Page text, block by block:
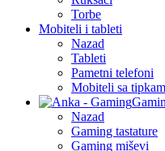
Torbe
Mobiteli i tableti
Nazad
Tableti
Pametni telefoni
Mobiteli sa
Nazad
Gaming tastature
Gaming miševi